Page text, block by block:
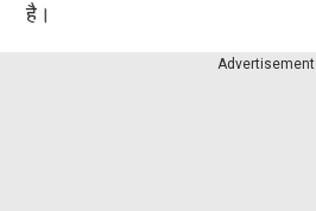
है।
Advertisement